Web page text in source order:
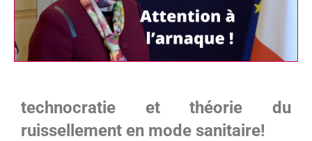
technocratie et théorie du
ruissellement en mode sanitaire!